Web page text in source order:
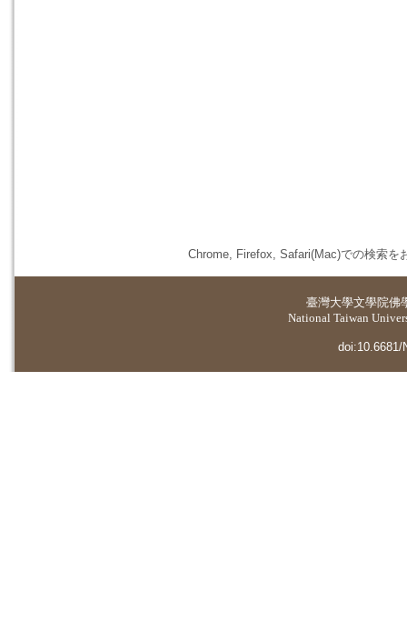
Chrome, Firefox, Safari(Mac)での検索を
臺灣大學文學院佛
National Taiwan
doi:10.6681/